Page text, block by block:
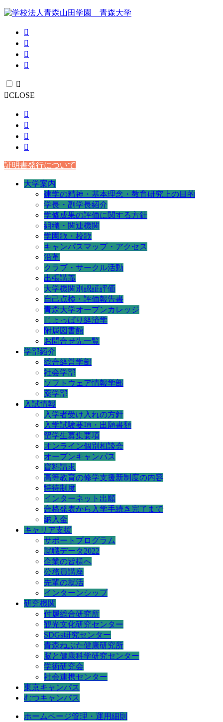
CLOSE
証明書発行について
大学案内
建学の精神・基本理念・教育研究上の目的
学長・副学長紹介
学修成果の評価に関する方針
組織・関連機関
学園歌・校歌
キャンパスマップ・アクセス
沿革
クラブ・サークル活動
出張講義
大学機関別認証評価
自己点検・評価報告書
青森大学オープンカレッジ
じょっぱり経済学
附属図書館
お問合せ先一覧
学部紹介
総合経営学部
社会学部
ソフトウェア情報学部
薬学部
入試情報
入学者受け入れの方針
入学試験要項・出願書類
留学生募集要項
オンライン個別相談会
オープンキャンパス
資料請求
高等教育の修学支援新制度の内容
特待制度
インターネット出願
合格発表から入学手続き完了まで
納入金
キャリア支援
サポートプログラム
就職データ2022
企業の皆様へ
公務員講座
先輩の就活
インターンシップ
研究機関
付属総合研究所
観光文化研究センター
SDGs研究センター
青森ねぶた健康研究所
脳と健康科学研究センター
学術研究会
社会連携センター
東京キャンパス
むつキャンパス
ホームページ管理・運用細則